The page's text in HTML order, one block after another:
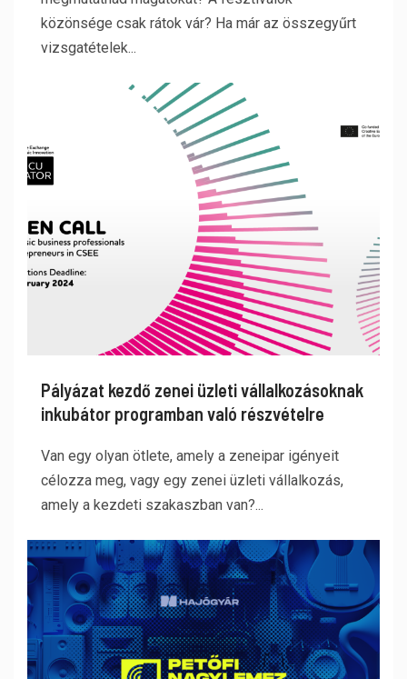
közönsége csak rátok vár? Ha már az összegyűrt
vizsgatételek...
Pályázat kezdő zenei üzleti vállalkozásoknak
inkubátor programban való részvételre
Van egy olyan ötlete, amely a zeneipar igényeit
célozza meg, vagy egy zenei üzleti vállalkozás,
amely a kezdeti szakaszban van?...